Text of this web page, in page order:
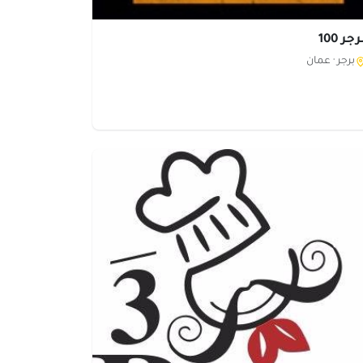
100
برجر · عمان